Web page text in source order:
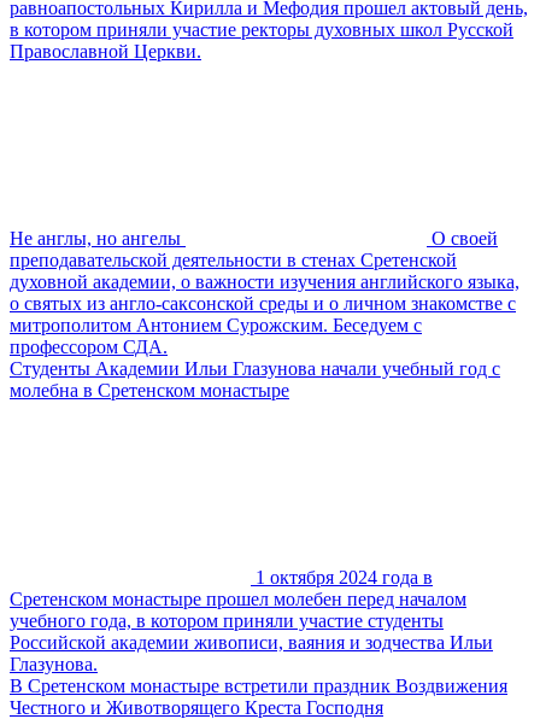
равноапостольных Кирилла и Мефодия прошел актовый день,
в котором приняли участие ректоры духовных школ Русской
Православной Церкви.
Не англы, но ангелы
О своей
преподавательской деятельности в стенах Сретенской
духовной академии, о важности изучения английского языка,
о святых из англо-саксонской среды и о личном знакомстве с
митрополитом Антонием Сурожским. Беседуем с
профессором СДА.
Студенты Академии Ильи Глазунова начали учебный год с
молебна в Сретенском монастыре
1 октября 2024 года в
Сретенском монастыре прошел молебен перед началом
учебного года, в котором приняли участие студенты
Российской академии живописи, ваяния и зодчества Ильи
Глазунова.
В Сретенском монастыре встретили праздник Воздвижения
Честного и Животворящего Креста Господня